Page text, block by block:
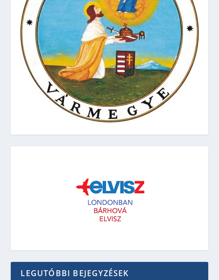
LEGUTÓBBI BEJEGYZÉSEK